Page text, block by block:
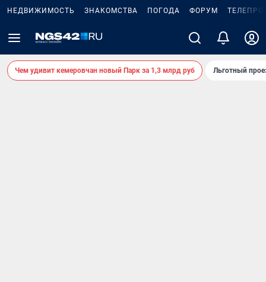
НЕДВИЖИМОСТЬ ЗНАКОМСТВА ПОГОДА ФОРУМ
Чем удивит кемеровчан новый Парк за 1,3 млрд руб Льготный